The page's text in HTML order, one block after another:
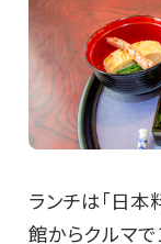
ランチは「日本
館からクルマで